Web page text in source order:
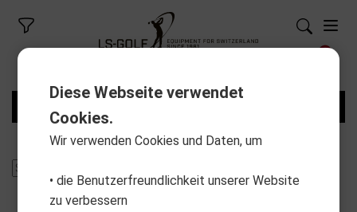
Diese Webseite verwendet
Cookies.
Wir verwenden Cookies und Daten, um
• die Benutzerfreundlichkeit unserer Website
zu verbessern